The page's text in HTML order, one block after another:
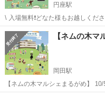
円座駅
\ 入場無料❗どなた様もお越しくだ
10/19(日) 11:00～15:00 『ネムの
香川 高松市 円座駅 地
【ネムの木マ
岡田駅
【ネムの木マルシェまるがめ】
センター ネムの木にて 丸亀市川西